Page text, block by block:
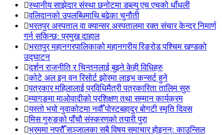
स्थानीय साझेदार संस्था छनोटमा डब्ल्यु एच एचको धाँधली
वलिदानको उपलब्धिमाथि बढेका चुनौती
भरतपुर अस्पताल वा क्यान्सर अस्पतालमा रक्त संचार केन्द्र निमार्ण
गर्न सकिन्छ: प्रमुख दाहाल
भरतपुर महानगरपालिकाको महानगरीय रिङरोड पश्चिम खण्डको
उद्घाटन
दर्शन राजनीति र चिन्तनलाई बुझ्ने केही विधिहरु
कोटे अल इन वन रिसोर्ट झोरमा लाइभ कन्सर्ट हुने
पत्रकार महिलालाई प्रविधिमैत्री पत्रकारिता तालिम सुरु
म्यागङमा माओवादीको प्रशिक्षण तथा सम्मान कार्यक्रम
यस्तो भयो नुवाकोटमा नवौँ पोस्टबहादुर बोगटी स्मृति दिवस
मिस गुरुङको पाँचौ संस्करणको तयारी पुरा
भ्रममा नपरौँ सञ्जालका सबै विषय समाचार होइनन्: काउन्सिल